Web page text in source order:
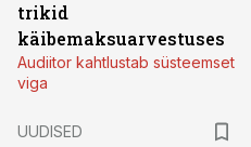
trikid
käibemaksuarvestuses
Audiitor kahtlustab süsteemset
viga
UUDISED